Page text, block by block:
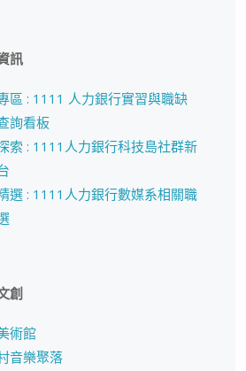
訊
區 : 1111 人力銀行實習與職缺
詢看板
索 : 1111人力銀行科技島社群新
選 : 1111人力銀行數媒系相關職
創
術館
音樂聚落